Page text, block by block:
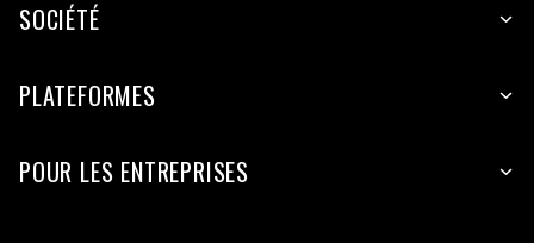
SOCIÉTÉ
PLATEFORMES
POUR LES ENTREPRISES